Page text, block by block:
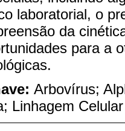
laboratorial, o
da
para a
Arbovírus;
Linhagem Celular